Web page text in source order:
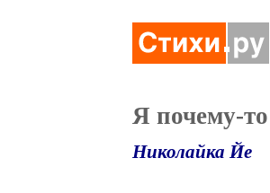
Я почему-
Николайка Йе